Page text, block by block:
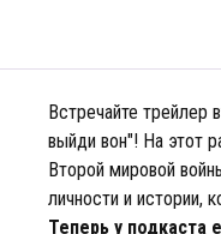
Встречайте трейлер
выйди вон"! На этот
Второй мировой
личности и истории,
Теперь у подкаста